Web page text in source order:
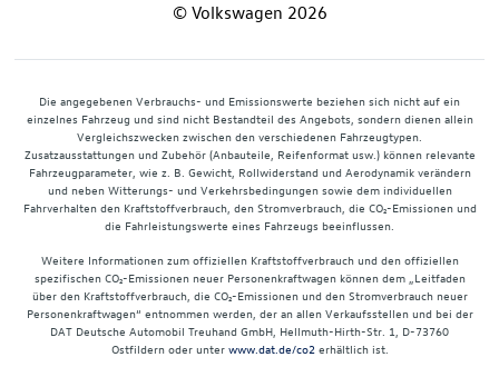
© Volkswagen 2026
Die angegebenen Verbrauchs- und Emissionswerte beziehen sich nicht auf ein
einzelnes Fahrzeug und sind nicht Bestandteil des Angebots, sondern dienen allein
Vergleichszwecken zwischen den verschiedenen Fahrzeugtypen.
Zusatzausstattungen und Zubehör (Anbauteile, Reifenformat usw.) können relevante
Fahrzeugparameter, wie z. B. Gewicht, Rollwiderstand und Aerodynamik verändern
und neben Witterungs- und Verkehrsbedingungen sowie dem individuellen
Fahrverhalten den Kraftstoffverbrauch, den Stromverbrauch, die CO₂-Emissionen und
die Fahrleistungswerte eines Fahrzeugs beeinflussen.
Weitere Informationen zum offiziellen Kraftstoffverbrauch und den offiziellen
spezifischen CO₂-Emissionen neuer Personenkraftwagen können dem „Leitfaden
über den Kraftstoffverbrauch, die CO₂-Emissionen und den Stromverbrauch neuer
Personenkraftwagen“ entnommen werden, der an allen Verkaufsstellen und bei der
DAT Deutsche Automobil Treuhand GmbH, Hellmuth-Hirth-Str. 1, D-73760
Ostfildern oder unter www.dat.de/co2erhältlich ist.